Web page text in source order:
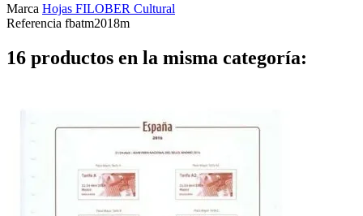
Marca Hojas FILOBER Cultural
Referencia fbatm2018m
16 productos en la misma categoría: